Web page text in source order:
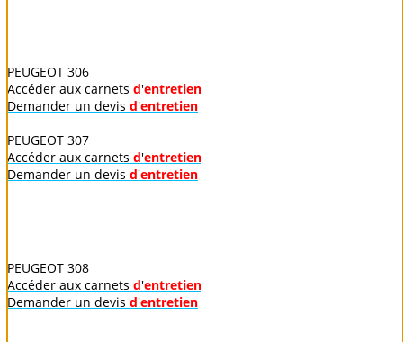
PEUGEOT 306
Accéder aux carnets d'entretien
Demander un devis d'entretien
PEUGEOT 307
Accéder aux carnets d'entretien
Demander un devis d'entretien
PEUGEOT 308
Accéder aux carnets d'entretien
Demander un devis d'entretien